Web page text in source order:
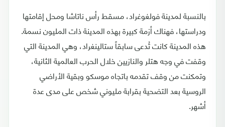
بالنسبة لمدينة فولغوغراد، مسقط رأس ناتاشا ومحل إقامتها
ودراستها، فهناك أزمة كبيرة بهذه المدينة ذات المليون نسمة.
هذه المدينة كانت تُدعى سابقاً ستالينغراد، وهي المدينة التي
وقفت في وجه هتلر والنازيين خلال الحرب العالمية الثانية،
وتمكنت من وقف تقدمه باتجاه موسكو وبقية الأراضي
الروسية بعد التضحية بقرابة مليوني شخص على مدى عدة
أشهر.